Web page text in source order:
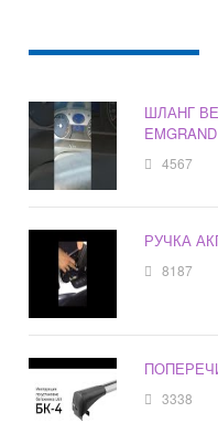
ШЛАНГ
4567
РУЧКА
8187
3338